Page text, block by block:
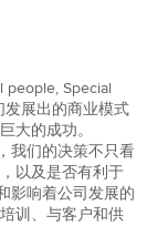
people, Special
发展出的商业模式
大的成功。
我们的决策不只看
以及是否有利于
影响着公司发展的
训、与客户和供